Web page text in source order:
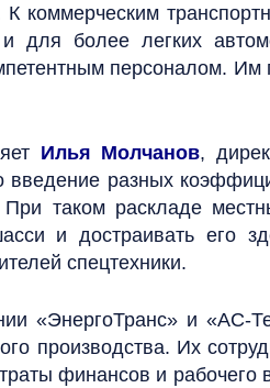
коммерческим
для более легких
персоналом. Им
Илья Молчанов,
введение разных
таком раскладе
и достраивать его
спецтехники.
«ЭнергоТранс» и «АС-
производства. Их
финансов и рабочего